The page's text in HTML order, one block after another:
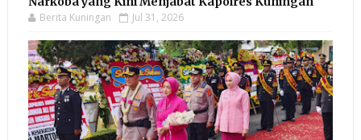
Berita Kuningan Jul 31, 2026